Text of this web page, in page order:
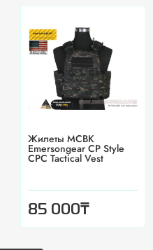
Жилеты MCBK
Emersongear CP Style
CPC Tactical Vest
85 000₸